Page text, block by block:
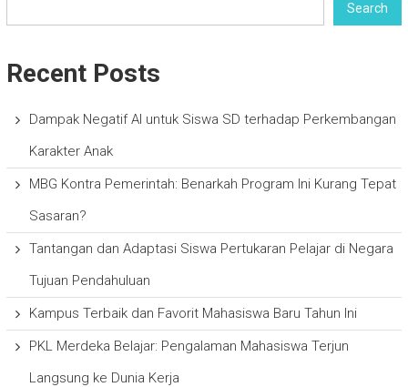
Search
Recent Posts
Dampak Negatif AI untuk Siswa SD terhadap Perkembangan
Karakter Anak
MBG Kontra Pemerintah: Benarkah Program Ini Kurang Tepat
Sasaran?
Tantangan dan Adaptasi Siswa Pertukaran Pelajar di Negara
Tujuan Pendahuluan
Kampus Terbaik dan Favorit Mahasiswa Baru Tahun Ini
PKL Merdeka Belajar: Pengalaman Mahasiswa Terjun
Langsung ke Dunia Kerja